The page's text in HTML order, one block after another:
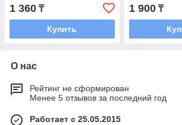
1 360 ₸
Купить
1 900₸
О нас
Рейтинг не сформирован
Менее 5 отзывов за последний год
Работает с 25.05.2015